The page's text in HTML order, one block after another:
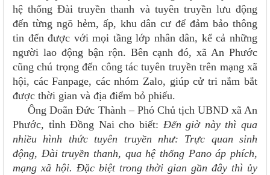
hệ thống Đài truyền thanh và tuyên truyền lưu động
đến từng ngõ hẻm, ấp, khu dân cư để đảm bảo thông
tin đến được với mọi tầng lớp nhân dân, kể cả những
người lao động bận rộn. Bên cạnh đó, xã An Phước
cũng chú trọng đến công tác tuyên truyền trên mạng xã
hội, các Fanpage, các nhóm Zalo, giúp cử tri nắm bắt
được thời gian và địa điểm bỏ phiếu.
Ông Doãn Đức Thành – Phó Chủ tịch UBND xã An
Phước, tỉnh Đồng Nai cho biết: Đến giờ này thì qua
nhiều hình thức tuyên truyền như: Trực quan sinh
động, Đài truyền thanh, qua hệ thống Pano áp phích,
mạng xã hội. Đặc biệt trong thời gian gần đây thì ủy